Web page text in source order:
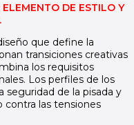
DE ESTILO Y
que define la
transiciones creativas
los requisitos
Los perfiles de los
seguridad de la pisada y
las tensiones